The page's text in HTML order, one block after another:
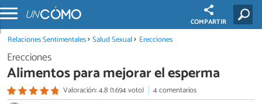
COMPARTIR
Relaciones Sentimentales Salud Sexual Erecciones
Erecciones
Alimentos para mejorar el esperma
Valoración: 4.8 (1.694 voto)
4 comentarios